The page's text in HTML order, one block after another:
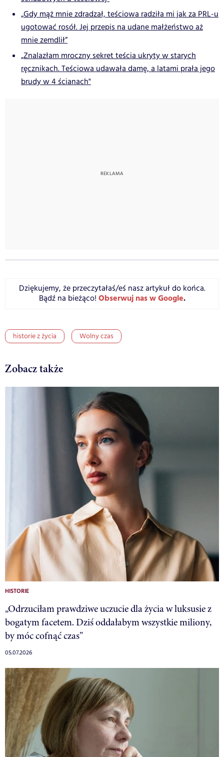
„Gdy mąż mnie zdradzał, teściowa radziła mi jak za PRL-u
ugotować rosół. Jej przepis na udane małżeństwo aż
mnie zemdlił”
„Znalazłam mroczny sekret teścia ukryty w starych
ręcznikach. Teściowa udawała damę, a latami prała jego
brudy w 4 ścianach"
Dziękujemy, że przeczytałaś/eś nasz artykuł do końca.
Bądź na bieżąco! Obserwuj nas w Google.
historie z życia Wolny czas
Zobacz także
HISTORIE
„Odrzuciłam prawdziwe uczucie dla życia w luksusie z
bogatym facetem. Dziś oddałabym wszystkie miliony,
by móc cofnąć czas”
05.07.2026